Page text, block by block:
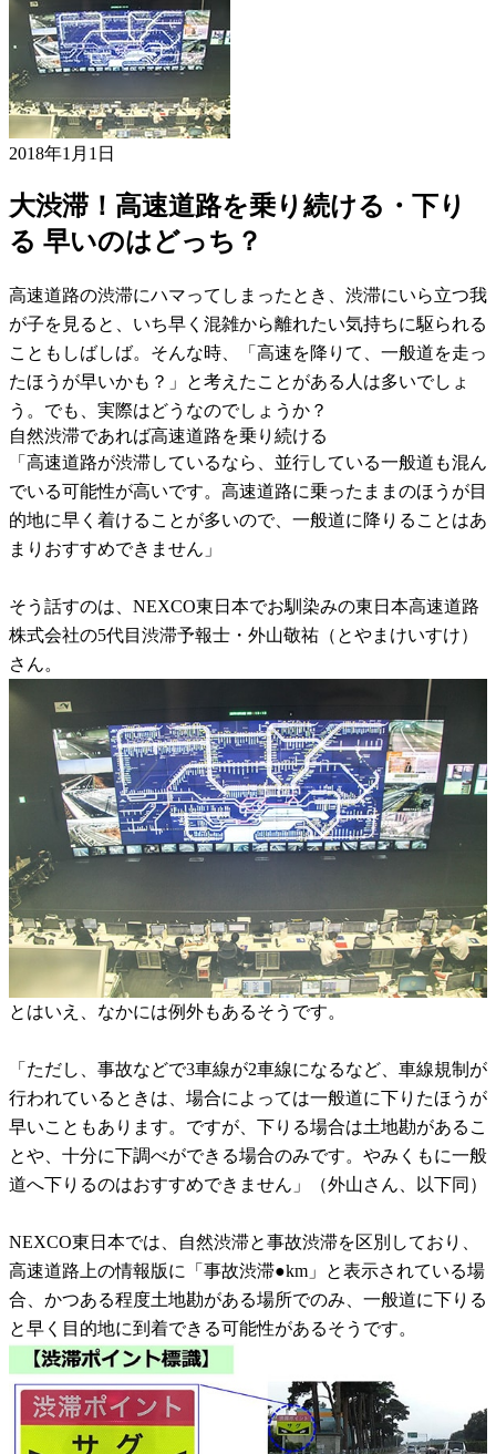
2018年1月1日
大渋滞！高速道路を乗り続ける・下り
る 早いのはどっち？
高速道路の渋滞にハマってしまったとき、渋滞にいら立つ我
が子を見ると、いち早く混雑から離れたい気持ちに駆られる
こともしばしば。そんな時、「高速を降りて、一般道を走っ
たほうが早いかも？」と考えたことがある人は多いでしょ
う。でも、実際はどうなのでしょうか？
自然渋滞であれば高速道路を乗り続ける
「高速道路が渋滞しているなら、並行している一般道も混ん
でいる可能性が高いです。高速道路に乗ったままのほうが目
的地に早く着けることが多いので、一般道に降りることはあ
まりおすすめできません」
そう話すのは、NEXCO東日本でお馴染みの東日本高速道路
株式会社の5代目渋滞予報士・外山敬祐（とやまけいすけ）
さん。
とはいえ、なかには例外もあるそうです。
「ただし、事故などで3車線が2車線になるなど、車線規制が
行われているときは、場合によっては一般道に下りたほうが
早いこともあります。ですが、下りる場合は土地勘があるこ
とや、十分に下調べができる場合のみです。やみくもに一般
道へ下りるのはおすすめできません」（外山さん、以下同）
NEXCO東日本では、自然渋滞と事故渋滞を区別しており、
高速道路上の情報版に「事故渋滞●km」と表示されている場
合、かつある程度土地勘がある場所でのみ、一般道に下りる
と早く目的地に到着できる可能性があるそうです。